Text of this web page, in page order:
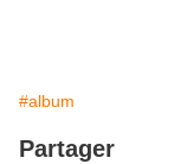
#album
Partager